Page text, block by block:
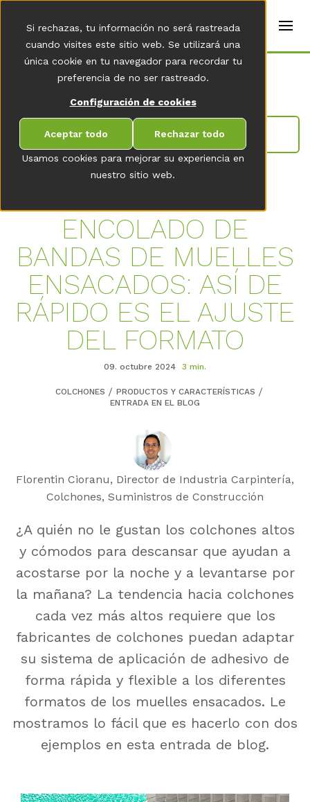
Usamos cookies para mejorar su experiencia en
nuestro sitio web.
Si rechazas, tu información no será rastreada
cuando visites este sitio web. Se utilizará una
única cookie en tu navegador para recordar tu
preferencia de no ser rastreado.
Configuración de cookies
Aceptar todo Rechazar todo
t
r
s
E
n
s
)
NOVEDADES
ENCOLADO DE
BANDAS DE MUELLES
ENSACADOS: ASÍ DE
RÁPIDO ES EL AJUSTE
DEL FORMATO
09. octubre 2024 3 min.
COLCHONES
PRODUCTOS Y CARACTERÍSTICAS
ENTRADA EN EL BLOG
Florentin Cioranu, Director de Industria Carpintería,
Colchones, Suministros de Construcción
¿A quién no le gustan los colchones altos
y cómodos para descansar que ayudan a
acostarse por la noche y a levantarse por
la mañana? La tendencia hacia colchones
cada vez más altos requiere que los
fabricantes de colchones puedan adaptar
su sistema de aplicación de adhesivo de
forma rápida y flexible a los diferentes
formatos de los muelles ensacados. Le
mostramos lo fácil que es hacerlo con dos
ejemplos en esta entrada de blog.